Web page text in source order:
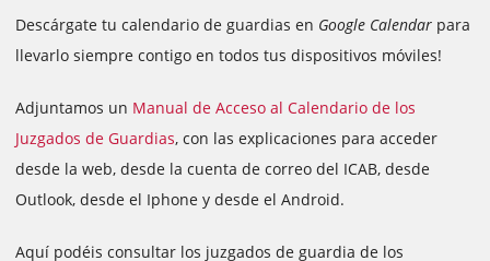
Descárgate tu calendario de guardias en Google Calendar para
llevarlo siempre contigo en todos tus dispositivos móviles!
Adjuntamos un Manual de Acceso al Calendario de los
Juzgados de Guardias, con las explicaciones para acceder
desde la web, desde la cuenta de correo del ICAB, desde
Outlook, desde el Iphone y desde el Android.
Aquí podéis consultar los juzgados de guardia de los